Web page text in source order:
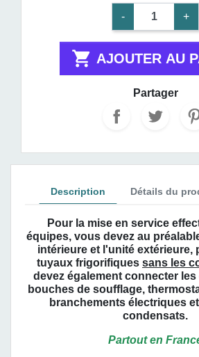
-
+
 AJOUTER AU
Partager
Description Détails du
Pour la mise en service
équipes, vous devez au
intérieure et l'unité extérieure,
tuyaux frigorifiques sans les
devez également connecter
bouches de soufflage,
branchements électriques
condensats.
Partout en